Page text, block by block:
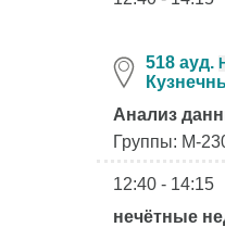
518 ауд.
Анализ
Группы: М-
12:40 - 14:15
нечётные